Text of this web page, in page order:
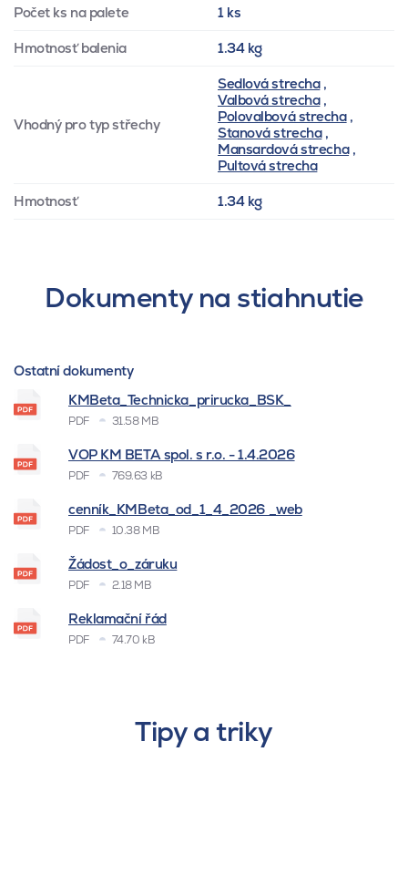
Počet ks na palete 1 ks
Hmotnosť balenia 1.34 kg
Vhodný pro typ střechy
Sedlová strecha,
Valbová strecha,
Polovalbová strecha,
Stanová strecha,
Mansardová strecha,
Pultová strecha
Hmotnosť 1.34 kg
Dokumenty na stiahnutie
Ostatní dokumenty
KMBeta_Technicka_prirucka_BSK_
PDF 31.58 MB
VOP KM BETA spol. s r.o. - 1.4.2026
PDF 769.63 kB
cenník_KMBeta_od_1_4_2026 _web
PDF 10.38 MB
Žádost_o_záruku
PDF 2.18 MB
Reklamační řád
PDF 74.70 kB
Tipy a triky